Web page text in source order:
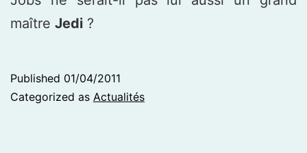
maître Jedi ?
Published 01/04/2011
Categorized as Actualités